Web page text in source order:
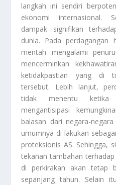
langkah ini sendiri
ekonomi internasional.
dampak signifikan
dunia. Pada perdagangan
mentah mengalami
mencerminkan
ketidakpastian yang di
tersebut. Lebih lanjut,
tidak menentu
mengantisipasi
balasan dari negara-
umumnya di lakukan
proteksionis AS. Sehingga,
tekanan tambahan
di perkirakan akan tetap
sepanjang tahun. Selain